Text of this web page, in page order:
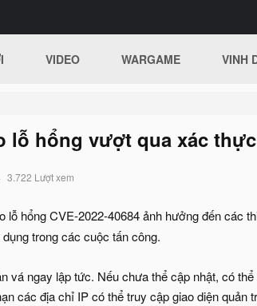
VIDEO WARGAME VINH
lỗ hổng vượt qua xác
3.722 Lượt xem
lỗ hổng CVE-2022-40684 ảnh hưởng đến các
trong các cuộc tấn công.
vá ngay lập tức. Nếu chưa thể cập nhật, có
các địa chỉ IP có thể truy cập giao diện quản